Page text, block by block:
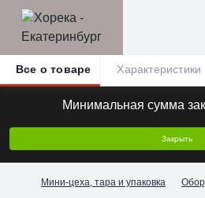
Минимальная сумма
Закрыть
Мини-цеха, тара и упаковка
Все о товаре Характеристики